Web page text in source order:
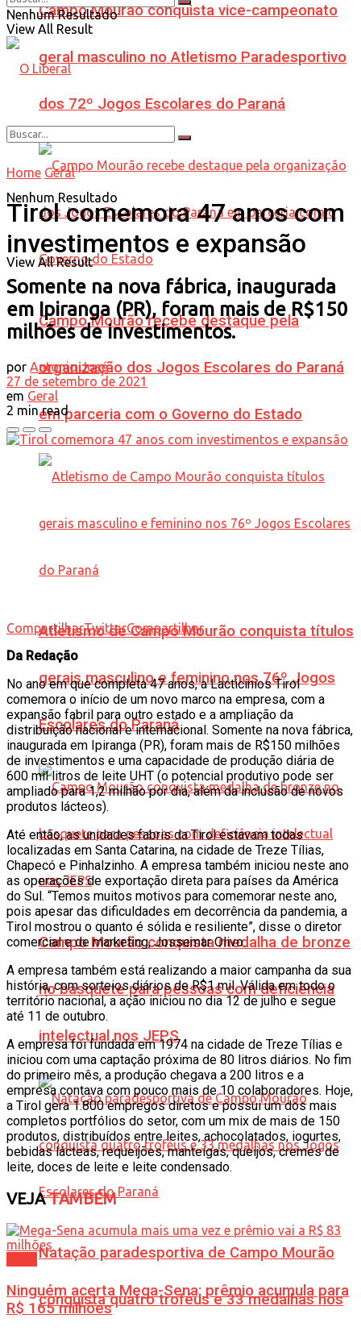
Campo Mourão conquista vice-campeonato
geral masculino no Atletismo Paradesportivo
dos 72º Jogos Escolares do Paraná
Campo Mourão recebe destaque pela
organização dos Jogos Escolares do Paraná
em parceria com o Governo do Estado
Atletismo de Campo Mourão conquista títulos
gerais masculino e feminino nos 76º Jogos
Escolares do Paraná
Campo Mourão conquista medalha de bronze
no basquete para pessoas com deficiência
intelectual nos JEPS
Natação paradesportiva de Campo Mourão
conquista quatro troféus e 33 medalhas nos
Nenhum Resultado
View All Result
Nenhum Resultado
View All Result
Home Geral
Tirol comemora 47 anos com
investimentos e expansão
Somente na nova fábrica, inaugurada
em Ipiranga (PR), foram mais de R$150
milhões de investimentos.
por Antonio José
27 de setembro de 2021
em Geral
2 min read
CompartilharTwittarCompartilhar
Da Redação
No ano em que completa 47 anos, a Lacticínios Tirol
comemora o início de um novo marco na empresa, com a
expansão fabril para outro estado e a ampliação da
distribuição nacional e internacional. Somente na nova fábrica,
inaugurada em Ipiranga (PR), foram mais de R$150 milhões
de investimentos e uma capacidade de produção diária de
600 mil litros de leite UHT (o potencial produtivo pode ser
ampliado para 1,2 milhão por dia, além da inclusão de novos
produtos lácteos).
Até então, as unidades fabris da Tirol estavam todas
localizadas em Santa Catarina, na cidade de Treze Tílias,
Chapecó e Pinhalzinho. A empresa também iniciou neste ano
as operações de exportação direta para países da América
do Sul. “Temos muitos motivos para comemorar neste ano,
pois apesar das dificuldades em decorrência da pandemia, a
Tirol mostrou o quanto é sólida e resiliente”, disse o diretor
comercial e de marketing, Jossemar Olivo.
A empresa também está realizando a maior campanha da sua
história, com sorteios diários de R$1 mil. Válida em todo o
território nacional, a ação iniciou no dia 12 de julho e segue
até 11 de outubro.
A empresa foi fundada em 1974 na cidade de Treze Tílias e
iniciou com uma captação próxima de 80 litros diários. No fim
do primeiro mês, a produção chegava a 200 litros e a
empresa contava com pouco mais de 10 colaboradores. Hoje,
a Tirol gera 1.800 empregos diretos e possui um dos mais
completos portfólios do setor, com um mix de mais de 150
produtos, distribuídos entre leites, achocolatados, iogurtes,
bebidas lácteas, requeijões, manteigas, queijos, cremes de
leite, doces de leite e leite condensado.
VEJATAMBÉM
Ninguém acerta Mega-Sena; prêmio acumula para
R$ 165 milhões